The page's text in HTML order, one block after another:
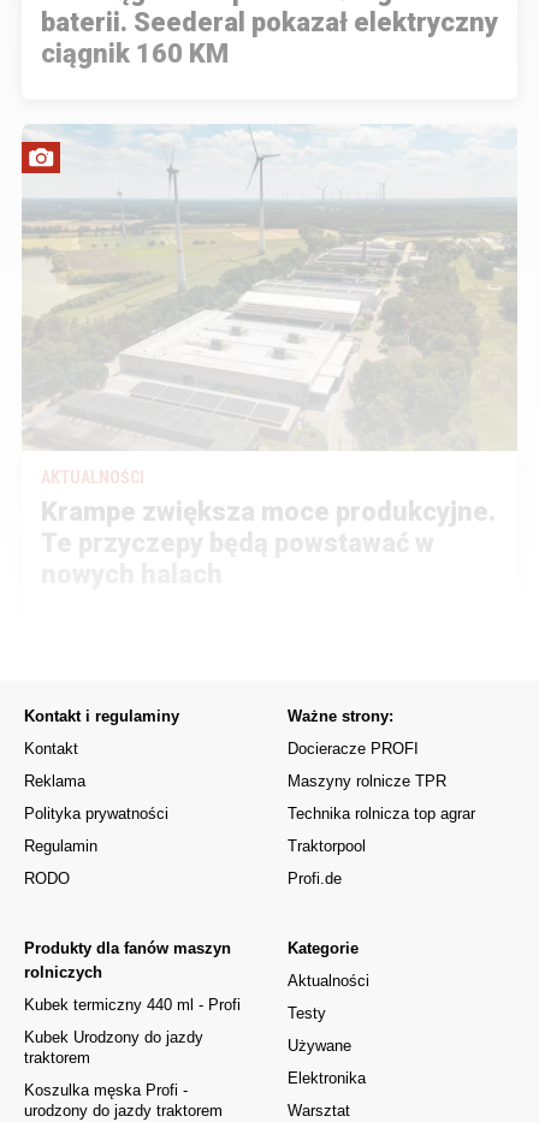
baterii. Seederal pokazał elektryczny
ciągnik 160 KM
AKTUALNOŚCI
Krampe zwiększa moce produkcyjne.
Te przyczepy będą powstawać w
Kontakt i regulaminy
Kontakt
Reklama
Polityka prywatności
Regulamin
RODO
Kategorie
Aktualności
Testy
Używane
Elektronika
Warsztat
Produkty dla fanów maszyn
rolniczych
Kubek termiczny 440 ml - Profi
Kubek Urodzony do jazdy
traktorem
Koszulka męska Profi -
urodzony do jazdy traktorem
Ważne strony:
Docieracze PROFI
Maszyny rolnicze TPR
Technika rolnicza top agrar
Traktorpool
Profi.de